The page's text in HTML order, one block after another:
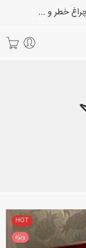
HOT
ویژه